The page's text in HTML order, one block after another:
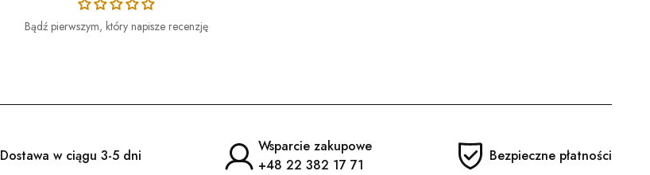
Bądź pierwszym, który napisze recenzję
Dostawa w ciągu 3-5 dni
Wsparcie zakupowe
+48 22 382 17 71
Bezpieczne płatności